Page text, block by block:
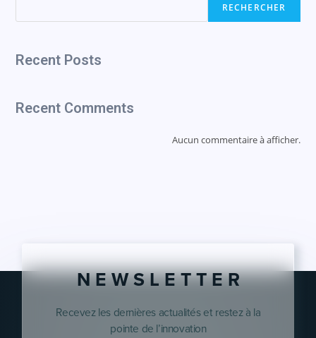
RECHERCHER
Recent Posts
Recent Comments
Aucun commentaire à afficher.
N E W S L E T T E R
Recevez les dernières actualités et restez à la
pointe de l’innovation